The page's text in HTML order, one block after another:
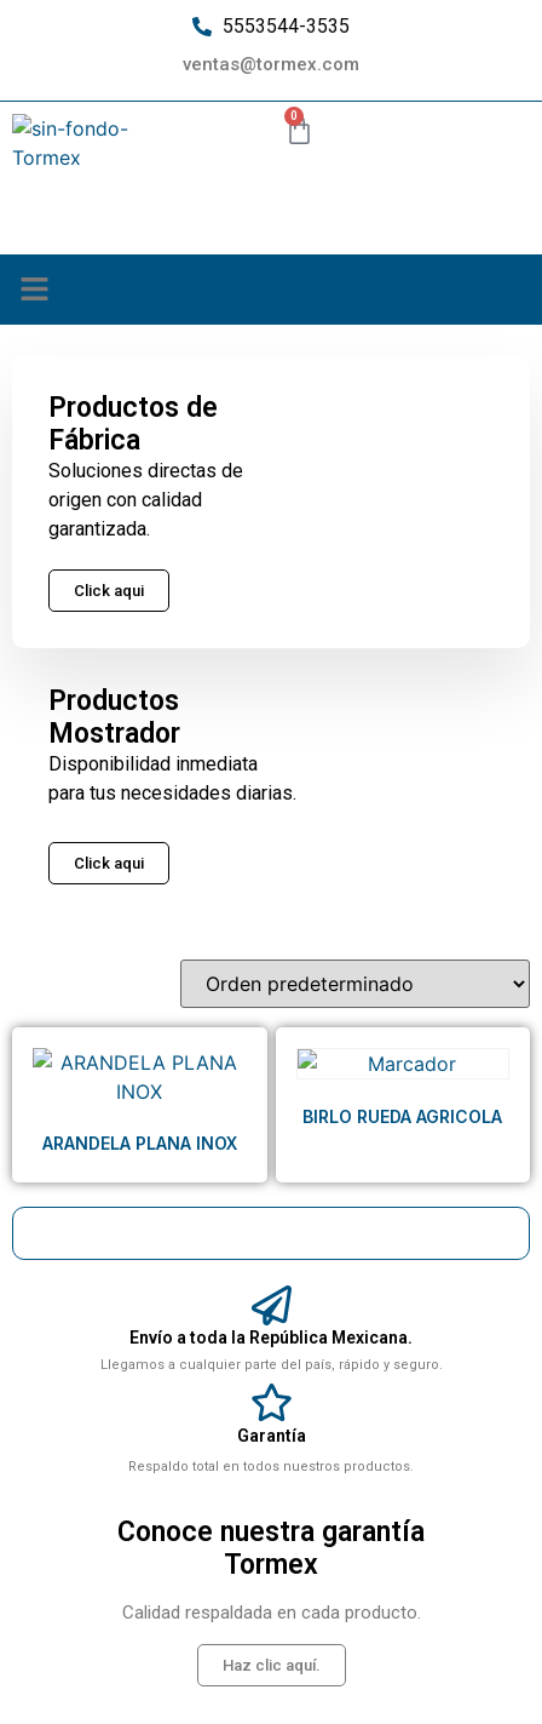
5553544-3535
ventas@tormex.com
0
Envío a toda la República Mexicana.
Llegamos a cualquier parte del país, rápido y seguro.
Garantía
Respaldo total en todos nuestros productos.
Conoce nuestra garantía
Tormex
Calidad respaldada en cada producto.
Haz clic aquí.
Productos de
Fábrica
Soluciones directas de
origen con calidad
garantizada.
Click aqui
Productos
Mostrador
Disponibilidad inmediata
para tus necesidades diarias.
Click aqui
ARANDELA PLANA INOX
BIRLO RUEDA AGRICOLA